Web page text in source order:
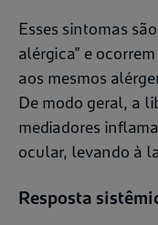
Esses sintomas
alérgica” e
aos mesmos
De modo geral, a
mediadores
ocular, levando à
Resposta